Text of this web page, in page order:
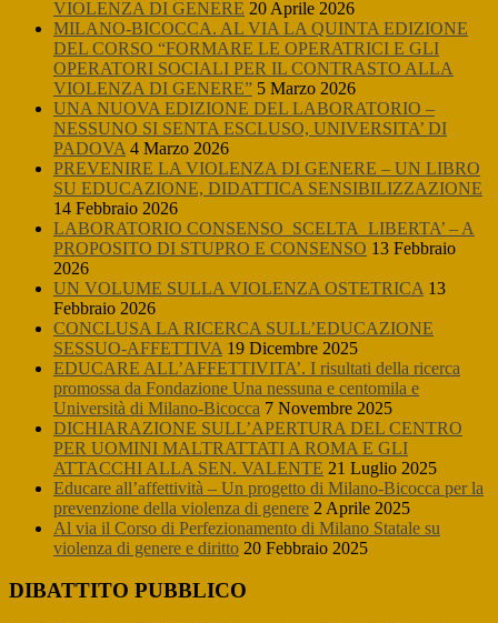
VIOLENZA DI GENERE 20 Aprile 2026
MILANO-BICOCCA. AL VIA LA QUINTA EDIZIONE
DEL CORSO “FORMARE LE OPERATRICI E GLI
OPERATORI SOCIALI PER IL CONTRASTO ALLA
VIOLENZA DI GENERE” 5 Marzo 2026
UNA NUOVA EDIZIONE DEL LABORATORIO –
NESSUNO SI SENTA ESCLUSO, UNIVERSITA’ DI
PADOVA 4 Marzo 2026
PREVENIRE LA VIOLENZA DI GENERE – UN LIBRO
SU EDUCAZIONE, DIDATTICA SENSIBILIZZAZIONE
14 Febbraio 2026
LABORATORIO CONSENSO_SCELTA_LIBERTA’ – A
PROPOSITO DI STUPRO E CONSENSO 13 Febbraio
2026
UN VOLUME SULLA VIOLENZA OSTETRICA 13
Febbraio 2026
CONCLUSA LA RICERCA SULL’EDUCAZIONE
SESSUO-AFFETTIVA 19 Dicembre 2025
EDUCARE ALL’AFFETTIVITA’. I risultati della ricerca
promossa da Fondazione Una nessuna e centomila e
Università di Milano-Bicocca 7 Novembre 2025
DICHIARAZIONE SULL’APERTURA DEL CENTRO
PER UOMINI MALTRATTATI A ROMA E GLI
ATTACCHI ALLA SEN. VALENTE 21 Luglio 2025
Educare all’affettività – Un progetto di Milano-Bicocca per la
prevenzione della violenza di genere 2 Aprile 2025
Al via il Corso di Perfezionamento di Milano Statale su
violenza di genere e diritto 20 Febbraio 2025
DIBATTITO PUBBLICO